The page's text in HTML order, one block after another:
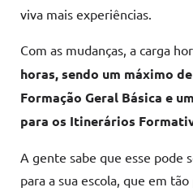
viva mais experiências.
Com as mudanças, a carga
horas, sendo um máximo
Formação Geral Básica e
para os Itinerários
A gente sabe que esse pode
para a sua escola, que em